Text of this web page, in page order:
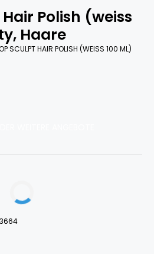
Polish (weiss
Haare
SCULPT HAIR POLISH (WEISS 100 ML)